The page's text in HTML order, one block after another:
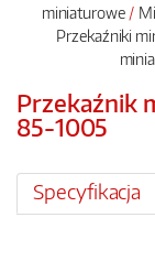
miniaturowe
Przekaźniki
Przekaźnik
85-1005
Specyfikacja